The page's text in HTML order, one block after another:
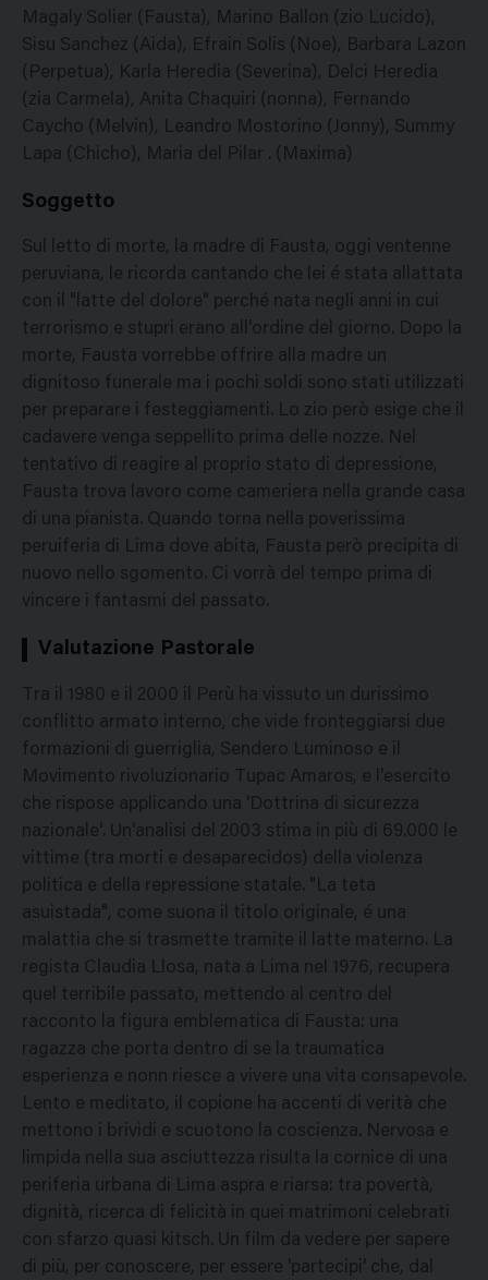
Magaly Solier (Fausta), Marino Ballon (zio Lucido),
Sisu Sanchez (Aida), Efrain Solis (Noe), Barbara Lazon
(Perpetua), Karla Heredia (Severina), Delci Heredia
(zia Carmela), Anita Chaquiri (nonna), Fernando
Caycho (Melvin), Leandro Mostorino (Jonny), Summy
Lapa (Chicho), Maria del Pilar . (Maxima)
Soggetto
Sul letto di morte, la madre di Fausta, oggi ventenne
peruviana, le ricorda cantando che lei é stata allattata
con il "latte del dolore" perché nata negli anni in cui
terrorismo e stupri erano all'ordine del giorno. Dopo la
morte, Fausta vorrebbe offrire alla madre un
dignitoso funerale ma i pochi soldi sono stati utilizzati
per preparare i festeggiamenti. Lo zio però esige che il
cadavere venga seppellito prima delle nozze. Nel
tentativo di reagire al proprio stato di depressione,
Fausta trova lavoro come cameriera nella grande casa
di una pianista. Quando torna nella poverissima
peruiferia di Lima dove abita, Fausta però precipita di
nuovo nello sgomento. Ci vorrà del tempo prima di
vincere i fantasmi del passato.
Valutazione Pastorale
Tra il 1980 e il 2000 il Perù ha vissuto un durissimo
conflitto armato interno, che vide fronteggiarsi due
formazioni di guerriglia, Sendero Luminoso e il
Movimento rivoluzionario Tupac Amaros, e l'esercito
che rispose applicando una 'Dottrina di sicurezza
nazionale'. Un'analisi del 2003 stima in più di 69.000 le
vittime (tra morti e desaparecidos) della violenza
politica e della repressione statale. "La teta
asuistada", come suona il titolo originale, é una
malattia che si trasmette tramite il latte materno. La
regista Claudia Llosa, nata a Lima nel 1976, recupera
quel terribile passato, mettendo al centro del
racconto la figura emblematica di Fausta: una
ragazza che porta dentro di se la traumatica
esperienza e nonn riesce a vivere una vita consapevole.
Lento e meditato, il copione ha accenti di verità che
mettono i brividi e scuotono la coscienza. Nervosa e
limpida nella sua asciuttezza risulta la cornice di una
periferia urbana di Lima aspra e riarsa: tra povertà,
dignità, ricerca di felicità in quei matrimoni celebrati
con sfarzo quasi kitsch. Un film da vedere per sapere
di più, per conoscere, per essere 'partecipi' che, dal